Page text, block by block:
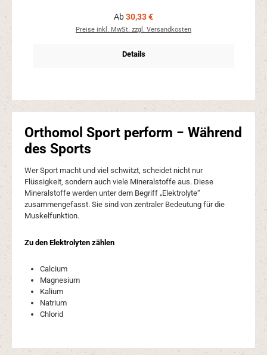
Regulärer Preis:
Ab30,33 €
Preise inkl. MwSt. zzgl. Versandkosten
Details
Orthomol Sport perform − Während
des Sports
Wer Sport macht und viel schwitzt, scheidet nicht nur
Flüssigkeit, sondern auch viele Mineralstoffe aus. Diese
Mineralstoffe werden unter dem Begriff „Elektrolyte“
zusammengefasst. Sie sind von zentraler Bedeutung für die
Muskelfunktion.
Zu den Elektrolyten zählen
Calcium
Magnesium
Kalium
Natrium
Chlorid